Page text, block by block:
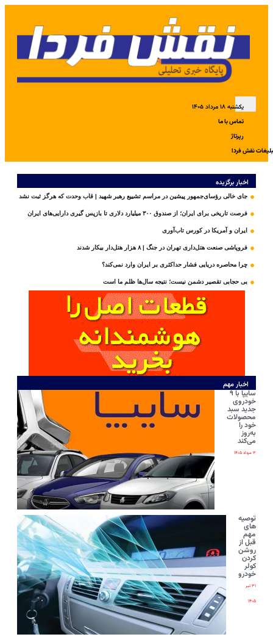
یکشنبه ۱۸ مرداد ۱۴۰۵
تماس با ما
رپرتاژ
نقش فردا
اخبار برگزیده
جای خالی رؤسای‌جمهور پیشین در مراسم تشییع رهبر شهید | قاب وحدت که هرگز ثبت نشد
فرصت تاریخی برای ایران؛ از صندوق ۳۰۰ میلیارد دلاری تا بازپس گیری دارایی‌های ایران
ایران و آمریکا در کورس تاب‌آوری
فروپاشی صنعت هتل‌داری تهران در جنگ | ۸ هزار هتل‌دار بیکار شدند
چرا محاصره دریایی فشار حداکثری بر ایران وارد نمی‌کند؟
بی‌ حجابی تقصیر دشمن نیست؛ نتیجه سال‌ها ظلم ما است
اخبار مهم
سایپا با ۹
خودروی
جدید سبد
محصولات
خود را
به‌روز
می‌کند
۳ مرداد ۱۴۰۵
توصیه
های
مهم
قبل از
روشن
کردن
کولر
خودرو
۳۱ تیر
۱۴۰۵